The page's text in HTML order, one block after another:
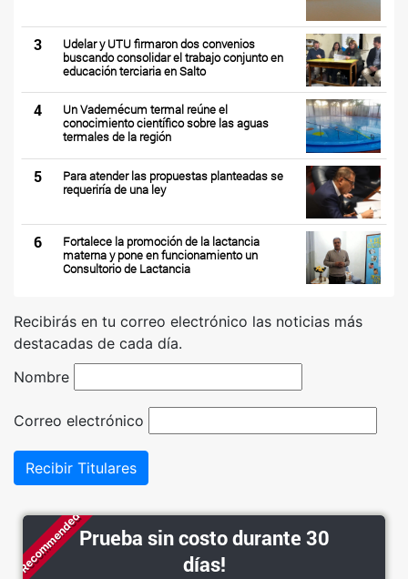
3
Udelar y UTU firmaron dos convenios
buscando consolidar el trabajo conjunto en
educación terciaria en Salto
4
Un Vademécum termal reúne el
conocimiento científico sobre las aguas
termales de la región
5
Para atender las propuestas planteadas se
requeriría de una ley
6
Fortalece la promoción de la lactancia
materna y pone en funcionamiento un
Consultorio de Lactancia
Recibirás en tu correo electrónico las noticias más
destacadas de cada día.
Nombre
Correo electrónico
Recibir Titulares
RecommendedPrueba sin costo durante 30
días!